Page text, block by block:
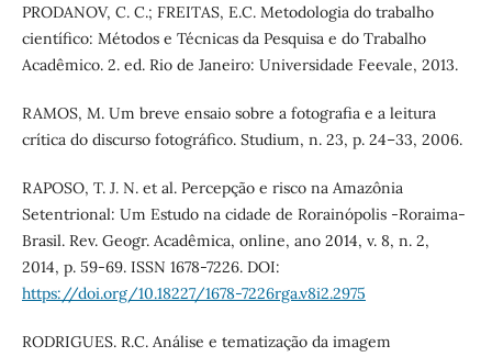
PRODANOV, C. C.; FREITAS, E.C. Metodologia do trabalho
científico: Métodos e Técnicas da Pesquisa e do Trabalho
Acadêmico. 2. ed. Rio de Janeiro: Universidade Feevale, 2013.
RAMOS, M. Um breve ensaio sobre a fotografia e a leitura
crítica do discurso fotográfico. Studium, n. 23, p. 24–33, 2006.
RAPOSO, T. J. N. et al. Percepção e risco na Amazônia
Setentrional: Um Estudo na cidade de Rorainópolis -Roraima-
Brasil. Rev. Geogr. Acadêmica, online, ano 2014, v. 8, n. 2,
2014, p. 59-69. ISSN 1678-7226. DOI:
https://doi.org/10.18227/1678-7226rga.v8i2.2975
RODRIGUES. R.C. Análise e tematização da imagem